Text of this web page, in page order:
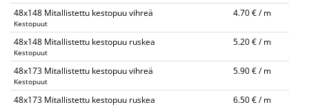
48x148 Mitallistettu kestopuu vihreä
Kestopuut
4.70 € / m
48x148 Mitallistettu kestopuu ruskea
Kestopuut
5.20 € / m
48x173 Mitallistettu kestopuu vihreä
Kestopuut
5.90 € / m
48x173 Mitallistettu kestopuu ruskea 6.50 € / m